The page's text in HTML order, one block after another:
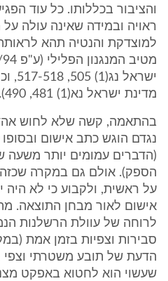
והציבור בכללותו. כל עוד
ראויה ובמידה שאינה עולה
למוצדקת והנטיה תהא
מדינת ישראל נא(1) 481, 490).
בהתאמה, קשה שלא לחוש
נגדם הוגש כתב אישום ובסופו
(הדברים עמומים יותר משעה
הספק). אולם גם במקרה
על ראשית, ולקבוע כי לא היה
אישום לאור מבחן התוצאה.
לרוחה של עוולת הרשלנות
סבירות וצפיות בזמן אמת
הדעת של תובע משטרתי
שעשוי הוא לחטוא באפקט